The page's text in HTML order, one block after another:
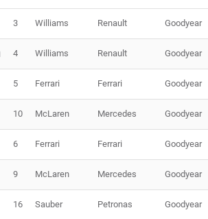
3 Williams Renault Goodyear
4 Williams Renault Goodyear
5 Ferrari Ferrari Goodyear
10 McLaren Mercedes Goodyear
6 Ferrari Ferrari Goodyear
9 McLaren Mercedes Goodyear
16 Sauber Petronas Goodyear